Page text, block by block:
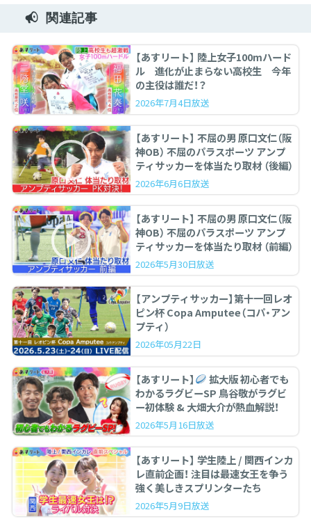
関連記事
【あすリート】 陸上女子100mハード
ル 進化が止まらない高校生 今年
の主役は誰だ！？
2026年7月4日放送
【あすリート】 不屈の男 原口文仁（阪
神OB） 不屈のパラスポーツ アンプ
ティサッカーを体当たり取材 （後編）
2026年6月6日放送
【あすリート】 不屈の男 原口文仁（阪
神OB） 不屈のパラスポーツ アンプ
ティサッカーを体当たり取材 （前編）
2026年5月30日放送
【アンプティサッカー】第十一回レオ
ピン杯 Copa Amputee（コパ・アン
プティ）
2026年05月22日
【あすリート】
拡大版 初心者でも
わかるラグビーSP 鳥谷敬がラグビ
ー初体験 & 大畑大介が熱血解説！
2026年5月16日放送
【あすリート】 学生陸上 / 関西インカ
レ直前企画！ 注目は最速女王を争う
強く美しきスプリンターたち
2026年5月9日放送